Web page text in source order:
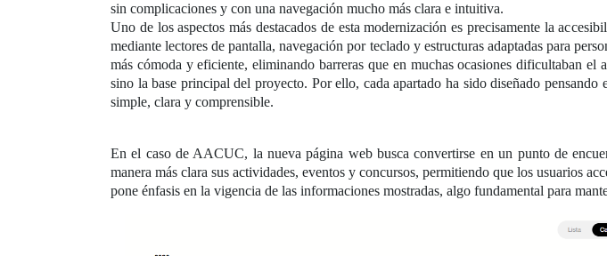
sin complicaciones y con una navegación mucho más clara e intuitiva.
Uno de los aspectos más destacados de esta modernización es precisamente la
mediante lectores de pantalla, navegación por teclado y estructuras adaptadas para
más cómoda y eficiente, eliminando barreras que en muchas ocasiones dificultaban
sino la base principal del proyecto. Por ello, cada apartado ha sido diseñado
simple, clara y comprensible.
En el caso de AACUC, la nueva página web busca convertirse en un punto de
manera más clara sus actividades, eventos y concursos, permitiendo que los usuarios
pone énfasis en la vigencia de las informaciones mostradas, algo fundamental para